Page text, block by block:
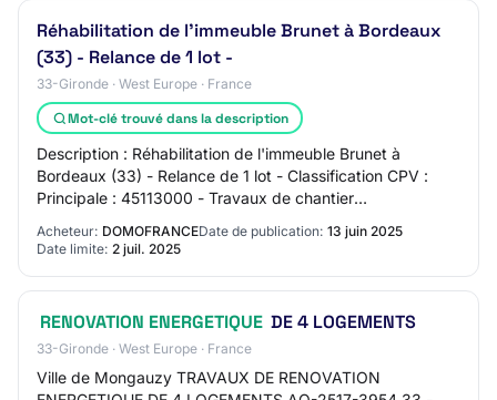
Réhabilitation de l'immeuble Brunet à Bordeaux
(33) - Relance de 1 lot -
33-Gironde · West Europe · France
Mot-clé trouvé dans la description
Description : Réhabilitation de l'immeuble Brunet à
Bordeaux (33) - Relance de 1 lot - Classification CPV :
Principale : 45113000 - Travaux de chantier
Acheteur: DOMOFRANCEDate de publication: 13 juin 2025
Date limite: 2 juil. 2025
RENOVATION ENERGETIQUE DE 4 LOGEMENTS
33-Gironde · West Europe · France
Ville de Mongauzy TRAVAUX DE RENOVATION